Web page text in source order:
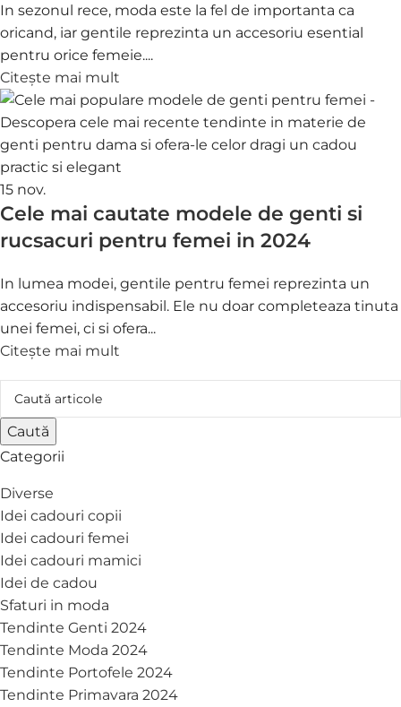
In sezonul rece, moda este la fel de importanta ca
oricand, iar gentile reprezinta un accesoriu esential
pentru orice femeie....
Citește mai mult
15 nov.
Cele mai cautate modele de genti si
rucsacuri pentru femei in 2024
In lumea modei, gentile pentru femei reprezinta un
accesoriu indispensabil. Ele nu doar completeaza tinuta
unei femei, ci si ofera...
Citește mai mult
Caută
Categorii
Diverse
Idei cadouri copii
Idei cadouri femei
Idei cadouri mamici
Idei de cadou
Sfaturi in moda
Tendinte Genti 2024
Tendinte Moda 2024
Tendinte Portofele 2024
Tendinte Primavara 2024